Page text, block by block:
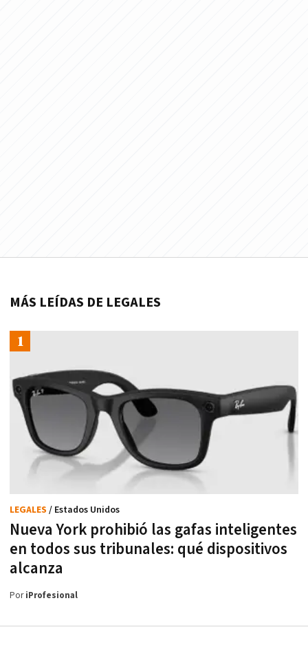
MÁS LEÍDAS DE LEGALES
Nueva York prohibió las gafas inteligentes
en todos sus tribunales: qué dispositivos
alcanza
LEGALES / Estados Unidos
PoriProfesional